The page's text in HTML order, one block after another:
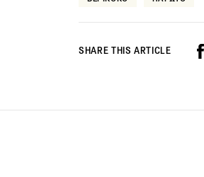
SHARE THIS ARTICLE